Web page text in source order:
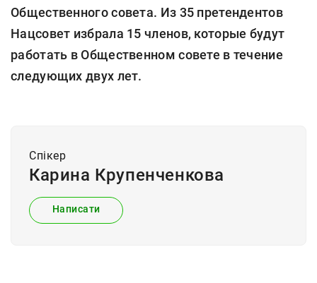
Общественного совета. Из 35 претендентов
Нацсовет избрала 15 членов, которые будут
работать в Общественном совете в течение
следующих двух лет.
Спiкер
Карина Крупенченкова
Написати